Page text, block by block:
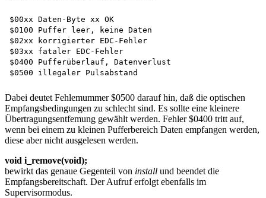
$00xx Daten-Byte xx OK
$0100 Puffer leer, keine Daten
$02xx korrigierter EDC-Fehler
$03xx fataler EDC-Fehler
$0400 Pufferüberlauf, Datenverlust
Dabei deutet Fehlemummer $0500 darauf hin, daß die optischen
Empfangsbedingungen zu schlecht sind. Es sollte eine kleinere
Übertragungsentfemung gewählt werden. Fehler $0400 tritt auf,
wenn bei einem zu kleinen Pufferbereich Daten empfangen werden,
diese aber nicht ausgelesen werden.
void i_remove(void);
bewirkt das genaue Gegenteil von install und beendet die
Empfangsbereitschaft. Der Aufruf erfolgt ebenfalls im
Supervisormodus.